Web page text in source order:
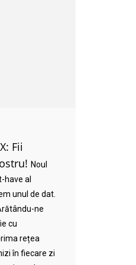
Fii
Noul
have al
unul de dat.
ne
cu
rețea
în fiecare zi